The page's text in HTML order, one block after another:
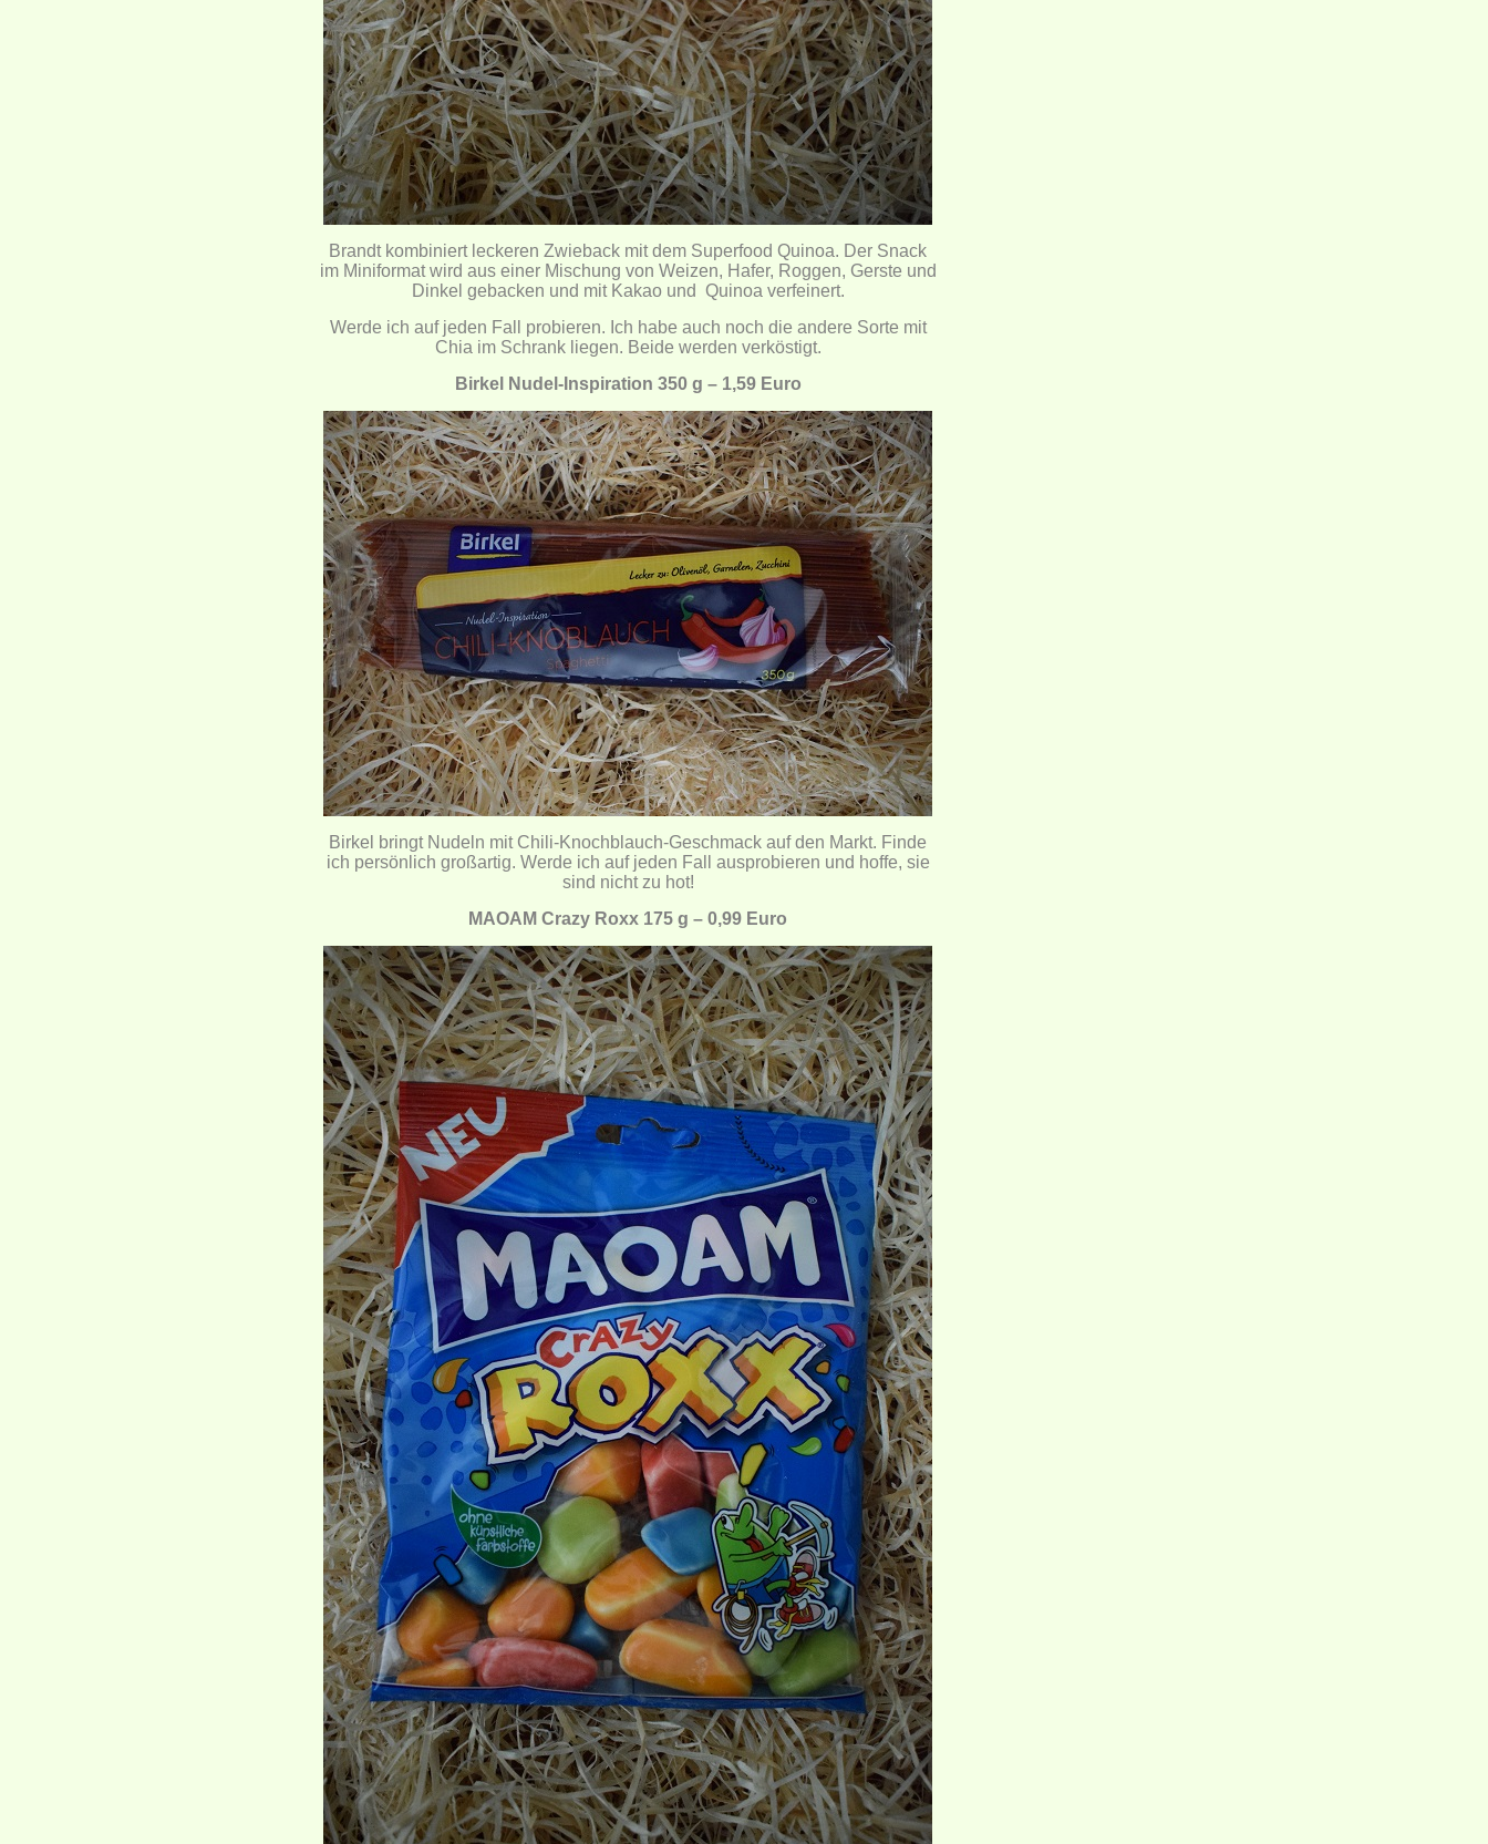
Brandt kombiniert leckeren Zwieback mit dem Superfood Quinoa. Der Snack
im Miniformat wird aus einer Mischung von Weizen, Hafer, Roggen, Gerste und
Dinkel gebacken und mit Kakao und Quinoa verfeinert.
Werde ich auf jeden Fall probieren. Ich habe auch noch die andere Sorte mit
Chia im Schrank liegen. Beide werden verköstigt.
Birkel Nudel-Inspiration 350 g – 1,59 Euro
Birkel bringt Nudeln mit Chili-Knochblauch-Geschmack auf den Markt. Finde
ich persönlich großartig. Werde ich auf jeden Fall ausprobieren und hoffe, sie
sind nicht zu hot!
MAOAM Crazy Roxx 175 g – 0,99 Euro